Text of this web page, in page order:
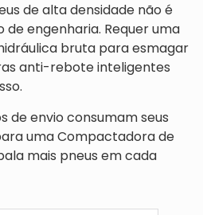
de alta densidade não é
de engenharia. Requer uma
bruta para esmagar
anti-rebote inteligentes
de envio consumam seus
uma Compactadora de
mais pneus em cada